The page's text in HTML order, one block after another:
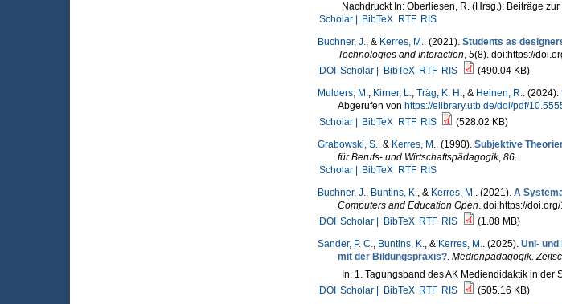
Nachdruckt In: Oberliesen, R. (Hrsg.): Beiträge
Scholar |
BibTeX RTF RIS
Buchner, J., & Kerres, M.. (2021). Students as
Technologies and Interaction, 5(8). doi:https://
DOI Scholar | BibTeX RTF RIS
(490.04 KB)
Mulders, M., Kirner, L., Träg, K. H., & Heinen, R.. (2024).
Abgerufen von https://elibrary.utb.de/doi/pdf/
Scholar |
BibTeX RTF RIS
(528.02 KB)
Grabowski, S., & Kerres, M.. (1990). Subjektive
für Berufs- und Wirtschaftspädagogik, 86.
Scholar |
BibTeX RTF RIS
Buchner, J., Buntins, K., & Kerres, M.. (2021). A
Computers and Education Open. doi:https://
DOI Scholar | BibTeX RTF RIS
(1.08 MB)
Sander, P. C., Buntins, K., & Kerres, M.. (2025). Uni-
mit der Bildungspraxis?. Medienpädagogik.
In: 1. Tagungsband des AK Mediendidaktik in
DOI Scholar | BibTeX RTF RIS
(505.16 KB)